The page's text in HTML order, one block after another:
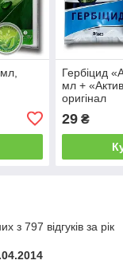
Гербіцид
мл +
оригінал
29₴
з 797 відгуків за рік